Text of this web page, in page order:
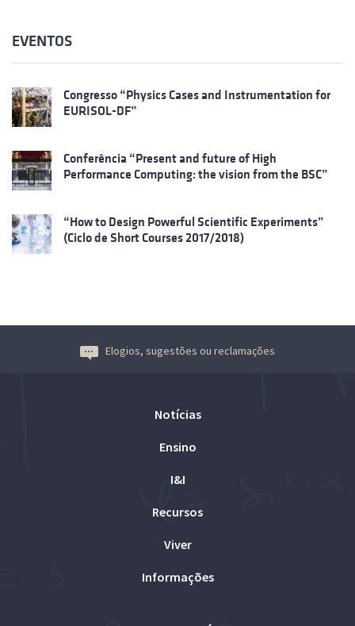
EVENTOS
Congresso “Physics Cases and Instrumentation for
EURISOL-DF”
Conferência “Present and future of High
Performance Computing: the vision from the BSC”
“How to Design Powerful Scientific Experiments”
(Ciclo de Short Courses 2017/2018)
Elogios, sugestões ou reclamações
Notícias
Ensino
I&I
Recursos
Viver
Informações